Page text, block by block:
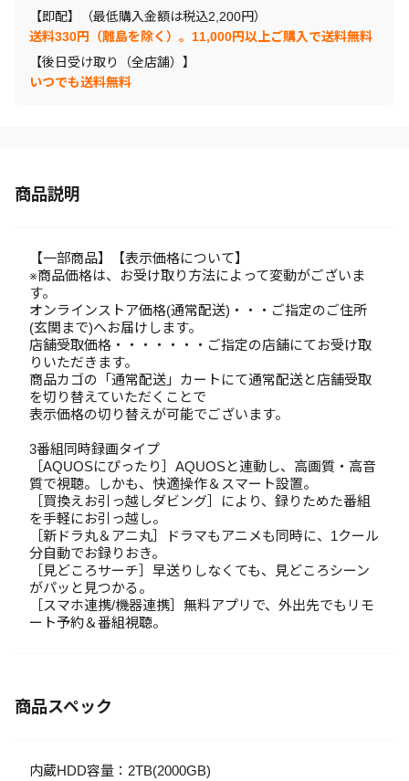
【即配】（最低購入金額は税込2,200円）
送料330円（離島を除く）。11,000円以上ご購入で送料無料
【後日受け取り（全店舗）】
いつでも送料無料
商品説明
【一部商品】【表示価格について】
※商品価格は、お受け取り方法によって変動がございま
す。
オンラインストア価格(通常配送)・・・ご指定のご住所
(玄関まで)へお届けします。
店舗受取価格・・・・・・・ご指定の店舗にてお受け取
りいただきます。
商品カゴの「通常配送」カートにて通常配送と店舗受取
を切り替えていただくことで
表示価格の切り替えが可能でございます。
3番組同時録画タイプ
［AQUOSにぴったり］AQUOSと連動し、高画質・高音
質で視聴。しかも、快適操作＆スマート設置。
［買換えお引っ越しダビング］により、録りためた番組
を手軽にお引っ越し。
［新ドラ丸＆アニ丸］ドラマもアニメも同時に、1クール
分自動でお録りおき。
［見どころサーチ］早送りしなくても、見どころシーン
がパッと見つかる。
［スマホ連携/機器連携］無料アプリで、外出先でもリモ
ート予約＆番組視聴。
商品スペック
内蔵HDD容量：2TB(2000GB)